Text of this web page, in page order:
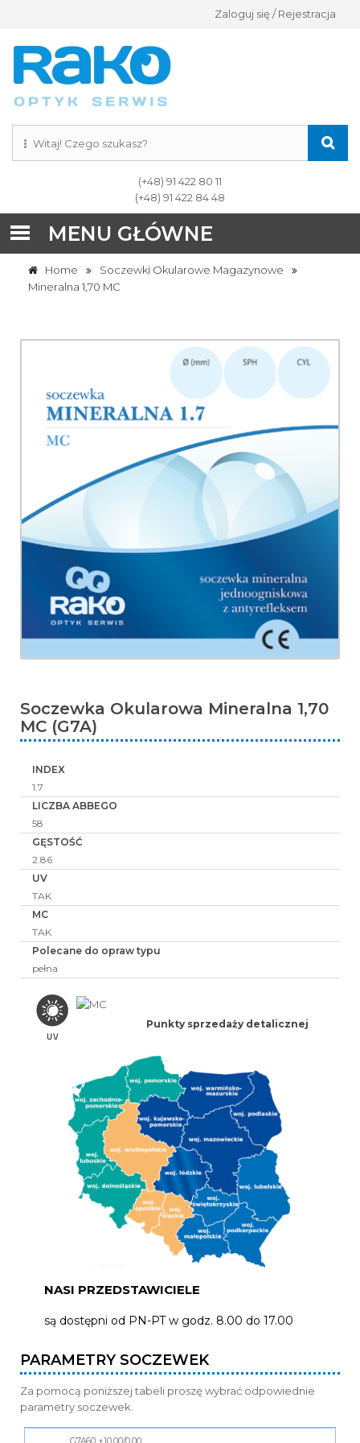
Zaloguj się / Rejestracja
(+48) 91 422 80 11
(+48) 91 422 84 48
MENU GŁÓWNE
Home
Soczewki Okularowe Magazynowe
Mineralna 1,70 MC
Soczewka Okularowa Mineralna 1,70
MC (G7A)
INDEX
1.7
LICZBA ABBEGO
58
GĘSTOŚĆ
2.86
UV
TAK
MC
TAK
Polecane do opraw typu
pełna
Punkty sprzedaży detalicznej
NASI PRZEDSTAWICIELE
są dostępni od PN-PT w godz. 8.00 do 17.00
PARAMETRY SOCZEWEK
Za pomocą poniższej tabeli proszę wybrać odpowiednie
parametry soczewek.
G7A60 +10.00/0,00